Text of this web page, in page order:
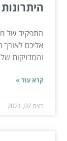
התפקיד של
אליכם לאורך
והמדויקות
קרא עוד »
דצמ 07, 2021